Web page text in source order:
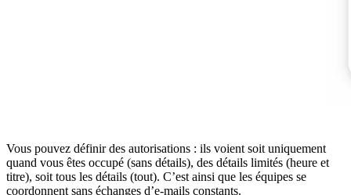
Vous pouvez définir des autorisations : ils voient soit uniquement
quand vous êtes occupé (sans détails), des détails limités (heure et
titre), soit tous les détails (tout). C’est ainsi que les équipes se
coordonnent sans échanges d’e‑mails constants.